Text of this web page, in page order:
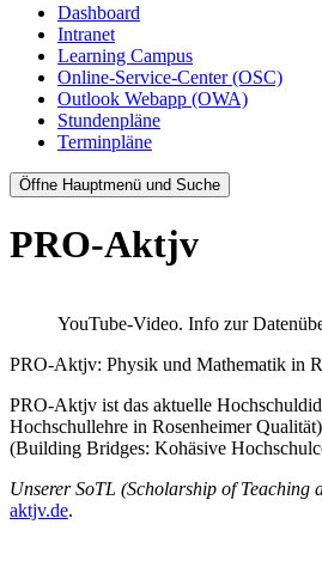
Dashboard
Intranet
Learning Campus
Online-Service-Center (OSC)
Outlook Webapp (OWA)
Stundenpläne
Terminpläne
Öffne Hauptmenü und Suche
PRO-Aktjv
YouTube-Video. Info zur
PRO-Aktjv: Physik und Mathematik in
PRO-Aktjv ist das aktuelle
Hochschullehre in Rosenheimer
(Building Bridges: Kohäsive
Unserer SoTL (Scholarship of Teaching
aktjv.de.